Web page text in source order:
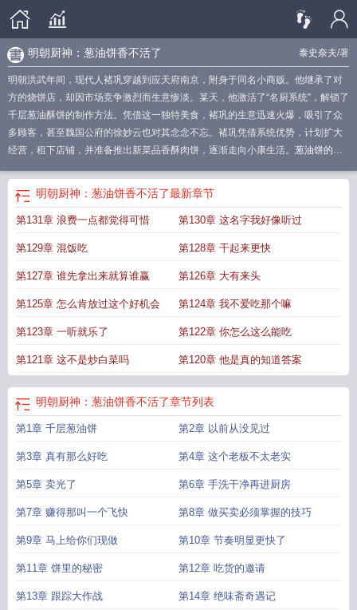
泰史奈夫/著
明朝厨神：葱油饼香不活了
明朝洪武年间，现代人褚巩穿越到应天府南京，附身于同名小商贩。他继承了对
方的烧饼店，却因市场竞争激烈而生意惨淡。某天，他激活了“名厨系统”，解锁了
千层葱油酥饼的制作方法。凭借这一独特美食，褚巩的生意迅速火爆，吸引了众
多顾客，甚至魏国公府的徐妙云也对其念念不忘。褚巩凭借系统优势，计划扩大
经营，租下店铺，并准备推出新菜品香酥肉饼，逐渐走向小康生活。 葱油饼的另
葱油饼是哪个明星的代号民间常吃的葱油饼叫什么
油饼的神仙吃法
么做才好吃大厨教葱油饼的做法 葱油饼外酥里软做法视频大厨做葱油饼视
制作视频
民间常吃葱油饼有何别称 葱油饼又叫啥 葱油饼的历史
称是什么民间常吃的葱油饼葱油饼历史民间常吃葱油饼别称
油饼有何别称民间常吃的葱油饼又叫什么
明朝厨神：葱油饼香不活了最新章节
第131章 浪费一点都觉得可惜 第130章 这名字我好像听过
第129章 混饭吃 第128章 干起来更快
第127章 谁先拿出来就算谁赢 第126章 大有来头
第125章 怎么肯放过这个好机会 第124章 我不爱吃那个嘛
第123章 一听就乐了 第122章 你怎么这么能吃
第121章 这不是炒白菜吗 第120章 他是真的知道答案
明朝厨神：葱油饼香不活了章节列表
第1章 千层葱油饼 第2章 以前从没见过
第3章 真有那么好吃 第4章 这个老板不太老实
第5章 卖光了 第6章 手洗干净再进厨房
第7章 赚得那叫一个飞快 第8章 做买卖必须掌握的技巧
第9章 马上给你们现做 第10章 节奏明显更快了
第11章 饼里的秘密 第12章 吃货的邀请
第13章 跟踪大作战 第14章 绝味斋奇遇记